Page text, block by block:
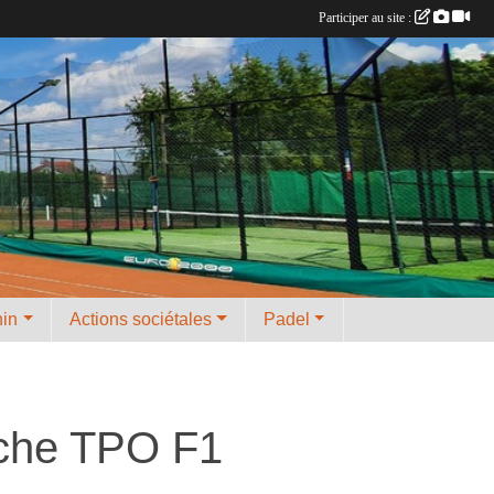
Actions sociétales Padel
TPO F1
Participer au site :